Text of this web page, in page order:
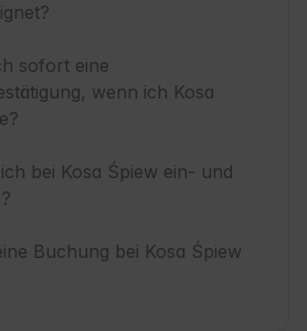
sofort eine
wenn ich Kosa
bei Kosa Śpiew ein- und
Buchung bei Kosa Śpiew